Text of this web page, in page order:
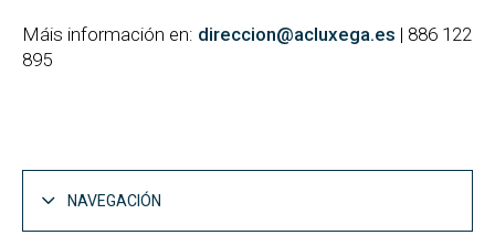
Máis información en: direccion@acluxega.es | 886 122
895
NAVEGACIÓN